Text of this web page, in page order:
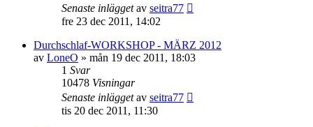
Senaste inläggetav seitra77
fre 23 dec 2011, 14:02
Durchschlaf-WORKSHOP - MÄRZ 2012
av LoneO » mån 19 dec 2011, 18:03
1 Svar
10478 Visningar
Senaste inläggetav seitra77
tis 20 dec 2011, 11:30